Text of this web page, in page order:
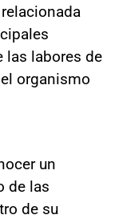
las labores de
organismo
un
de las
de su